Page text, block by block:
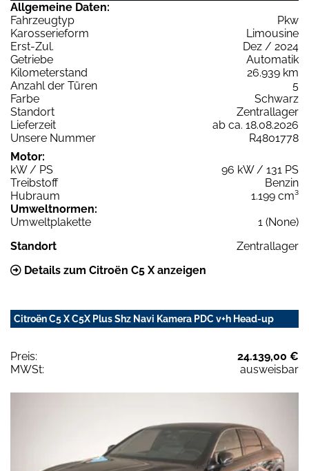
Allgemeine Daten:
Fahrzeugtyp
Pkw
Karosserieform
Limousine
Erst-Zul.
Dez / 2024
Getriebe
Automatik
Kilometerstand
26.939 km
Anzahl der Türen
5
Farbe
Schwarz
Standort
Zentrallager
Lieferzeit
ab ca. 18.08.2026
Unsere Nummer
R4801778
Motor:
kW / PS
96 kW / 131 PS
Treibstoff
Benzin
Hubraum
1.199 cm³
Umweltnormen:
Umweltplakette
1 (None)
Standort
Zentrallager
Details zum Citroën C5 X anzeigen
Citroën C5 X C5X Plus Shz Navi Kamera PDC v+h Head-up
Preis:
24.139,00 €
MWSt:
ausweisbar